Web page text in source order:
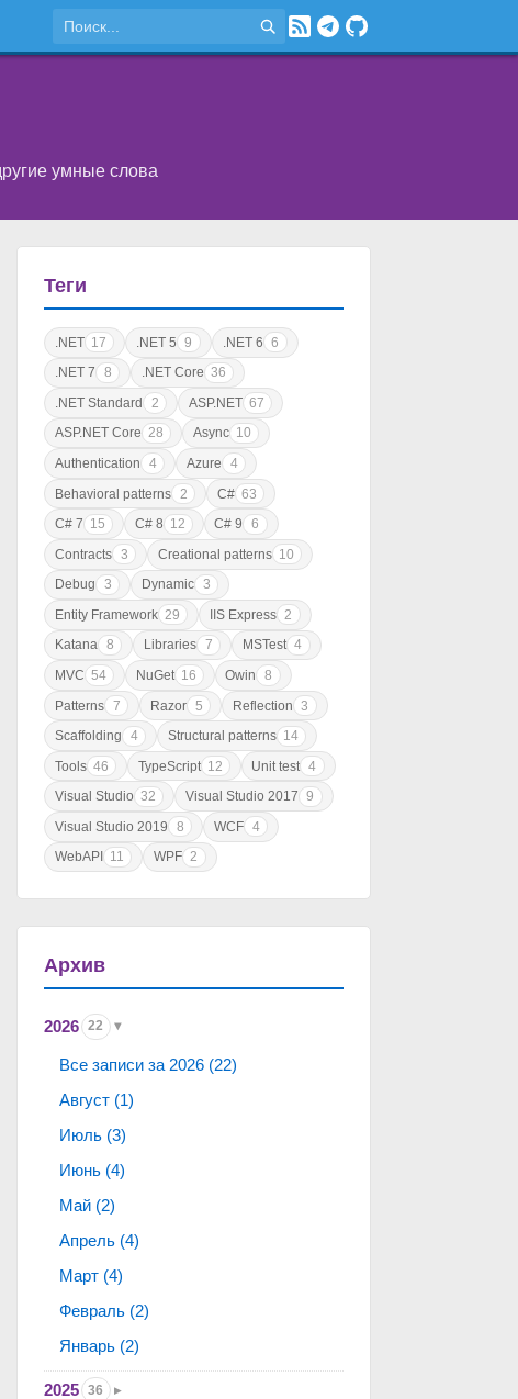
умные слова
Теги
.NET 17 .NET 5 9 .NET 6 6
.NET 7
8 .NET Core 36
.NET Standard
2 ASP.NET 67
ASP.NET Core 28 Async 10
Authentication
4 Azure
4
Behavioral patterns
2 C# 63
C# 7 15 C# 8 12 C# 9
6
Contracts 3 Creational patterns 10
Debug
3 Dynamic 3
Entity Framework 29 IIS Express 2
Katana 8 Libraries 7 MSTest 4
MVC 54 NuGet 16 Owin
8
Patterns 7 Razor 5 Reflection
3
Scaffolding
4 Structural patterns 14
Tools 46 TypeScript 12 Unit test 4
Visual Studio 32 Visual Studio 2017 9
Visual Studio 2019
8 WCF 4
WebAPI
11 WPF 2
Архив
2026 22
Все записи за 2026 (22)
Август (1)
Июль (3)
Июнь (4)
Май (2)
Апрель (4)
Март (4)
Февраль (2)
Январь (2)
2025 36